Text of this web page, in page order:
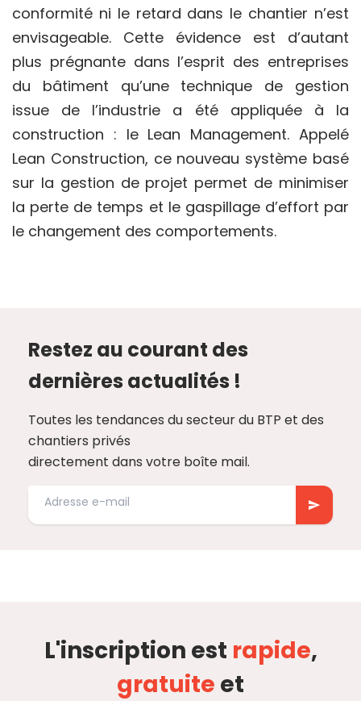
conformité ni le retard dans le chantier n’est
envisageable. Cette évidence est d’autant
plus prégnante dans l’esprit des entreprises
du bâtiment qu’une technique de gestion
issue de l’industrie a été appliquée à la
construction : le Lean Management. Appelé
Lean Construction, ce nouveau système basé
sur la gestion de projet permet de minimiser
la perte de temps et le gaspillage d’effort par
le changement des comportements.
Restez au courant des
dernières actualités !
Toutes les tendances du secteur du BTP et des
chantiers privés
directement dans votre boîte mail.
L'inscription est rapide,
gratuite et